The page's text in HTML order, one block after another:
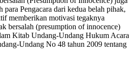
para Pengacara dari kedua belah pihak,
memberikan motivasi tegaknya
bersalah (presumption of innocence)
Kitab Undang-Undang Hukum Acara
Undang No 48 tahun 2009 tentang